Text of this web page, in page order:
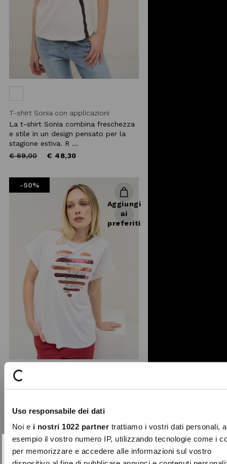
Uso responsabile dei dati
Noi e i nostri 1022 partnertrattiamo i vostri dati personali,
esempio il vostro numero IP, utilizzando tecnologie come i
per memorizzare e accedere alle informazioni sul vostro
T-shirt Sonia con applicazioni
La t-shirt Sonia combina freschezza
e stile in un design pensato per la
stagione estiva. R ...
Price
€ 69,00to € 48,30
-50%
Aggiungi
ai
preferiti
essenziale e luminoso, realizzato in
morbido cotone ela ...
reduced
from
€ 49,00to € 24,50
Chiudi
10% DI SCONTO